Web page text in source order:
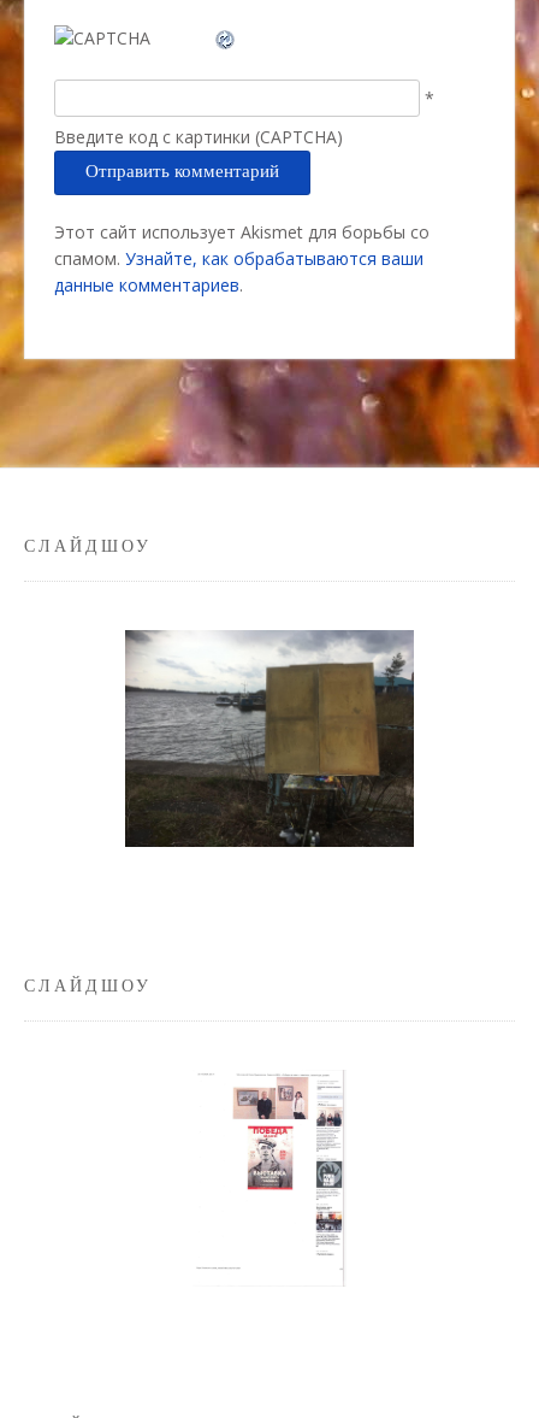
Введите код с картинки (CAPTCHA)
*
Этот сайт использует Akismet для борьбы со
спамом. Узнайте, как обрабатываются ваши
данные комментариев.
СЛАЙДШОУ
СЛАЙДШОУ